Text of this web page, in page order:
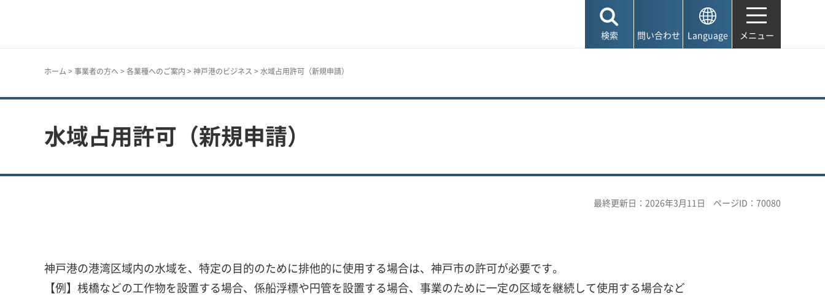
検索 問い合わせ Language メニュー
ホーム > 事業者の方へ > 各業種へのご案内 > 神戸港のビジネス > 水域占用許可（新規申請）
水域占用許可（新規申請）
最終更新日：2026年3月11日 ページID：70080
神戸港の港湾区域内の水域を、特定の目的のために排他的に使用する場合は、神戸市の許可が必要です。
【例】桟橋などの工作物を設置する場合、係船浮標や円管を設置する場合、事業のために一定の区域を継続して使用する場合など